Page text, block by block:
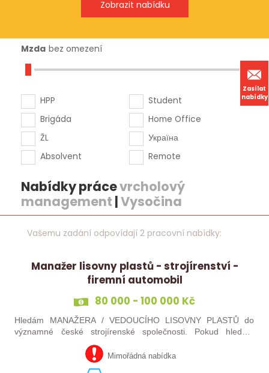
Zasílat
nabídky
Mzda bez omezení
HPP
Brigáda
ŽL
Absolvent
Student
Home Office
Україна
Remote
Nabídky prácevrcholový
management |Vysočina
Vašemu zadání odpovídají 2 pracovní nabídky:
Manažer lisovny plastů - strojírenství -
firemní automobil
80 000 - 100 000 Kč
Hledám MANAŽERA / VEDOUCÍHO LISOVNY PLASTŮ do
významné české strojírenské společnosti. Pokud hledáte
novou pracovní výzvu, máte technického i obchodního ducha,
jste silný v komunikaci a máte…Mimořádná nabídka